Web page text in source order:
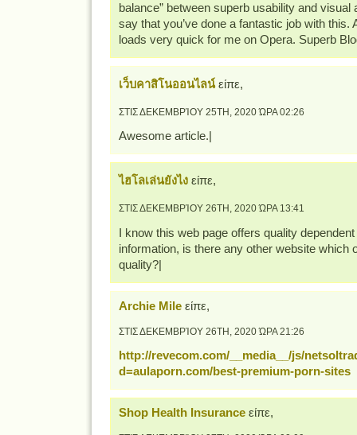
balance” between superb usability and visual
say that you’ve done a fantastic job with this.
loads very quick for me on Opera. Superb
เว็บคาสิโนออนไลน์είπε,
ΣΤΙΣ ΔΕΚΕΜΒΡΊΟΥ 25TH, 2020 ΏΡΑ 02:26
Awesome article.|
ไฮโลเล่นยังไงείπε,
ΣΤΙΣ ΔΕΚΕΜΒΡΊΟΥ 26TH, 2020 ΏΡΑ 13:41
I know this web page offers quality
information, is there any other website which
quality?|
Archie Mileείπε,
ΣΤΙΣ ΔΕΚΕΜΒΡΊΟΥ 26TH, 2020 ΏΡΑ 21:26
http://revecom.com/__media__/js/
d=aulaporn.com/best-premium-porn-sites
Shop Health Insuranceείπε,